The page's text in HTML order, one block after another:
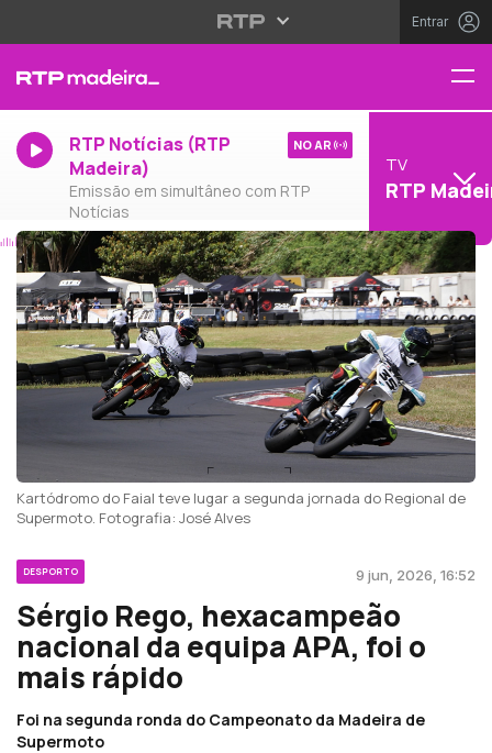
Entrar
RTP Notícias (RTP
Madeira)
Emissão em simultâneo com RTP
Notícias
NO AR
TV
RTP
Kartódromo do Faial teve lugar a segunda jornada do Regional de
Supermoto. Fotografia: José Alves
DESPORTO 9 jun, 2026, 16:52
Sérgio Rego, hexacampeão
nacional da equipa APA, foi o
mais rápido
Foi na segunda ronda do Campeonato da Madeira de
Supermoto